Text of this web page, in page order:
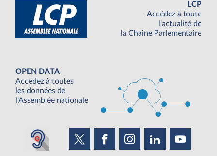
LCP
Accédez à toute
l'actualité de
la Chaine Parlementaire
OPEN DATA
Accédez à toutes
les données de
l'Assemblée nationale